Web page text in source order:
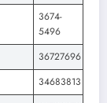
3674-
5496
36727696
34683813